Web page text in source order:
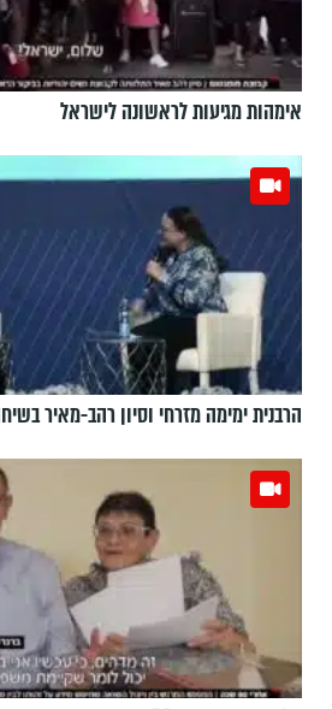
אימהות מגיעות לראשונה לישראל
הרבנית ימימה מזרחי וסיון רהב-מאיר